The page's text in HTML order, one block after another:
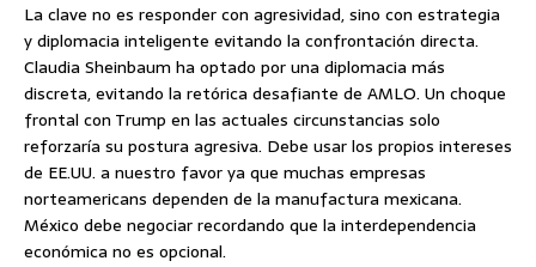
La clave no es responder con agresividad, sino con estrategia
y diplomacia inteligente evitando la confrontación directa.
Claudia Sheinbaum ha optado por una diplomacia más
discreta, evitando la retórica desafiante de AMLO. Un choque
frontal con Trump en las actuales circunstancias solo
reforzaría su postura agresiva. Debe usar los propios intereses
de EE.UU. a nuestro favor ya que muchas empresas
norteamericans dependen de la manufactura mexicana.
México debe negociar recordando que la interdependencia
económica no es opcional.